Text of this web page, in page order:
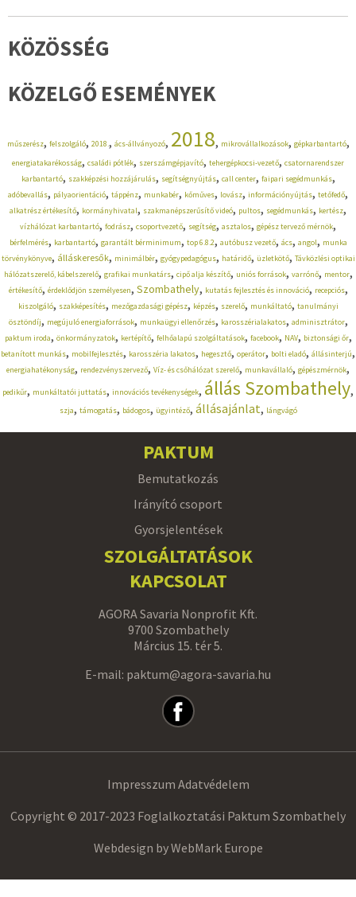
KÖZÖSSÉG
KÖZELGŐ ESEMÉNYEK
műszerész, felszolgáló, 2018., ács-állványozó, 2018, mikrovállalkozások, gépkarbantartó,
energiatakarékosság, családi pótlék, szerszámgépjavító, tehergépkocsi-vezető, csatornarendszer
karbantartó, szakképzési hozzájárulás, segítségnyújtás, call center, faipari segédmunkás,
adóbevallás, pályaorientáció, táppénz, munkabér, kőműves, lovász, információnyújtás, tetőfedő,
alkatrész értékesítő, kormányhivatal, szakmanépszerűsítő videó, pultos, segédmunkás, kertész,
vízhálózat karbantartó, fodrász, csoportvezető, segítség, asztalos, gépész tervező mérnök,
bérfelmérés, karbantartó, garantált bérminimum, top 6.8.2, autóbusz vezető, ács, angol, munka
törvénykönyve, álláskeresők, minimálbér, gyógypedagógus, határidő, üzletkötő, Távközlési optikai
hálózatszerelő, kábelszerelő, grafikai munkatárs, cipő alja készítő, uniós források, varrónő, mentor,
értékesítő, érdeklődjön személyesen, Szombathely, kutatás fejlesztés és innováció, recepciós,
kiszolgáló, szakképesítés, mezőgazdasági gépész, képzés, szerelő, munkáltató, tanulmányi
ösztöndíj, megújuló energiaforrások, munkaügyi ellenőrzés, karosszérialakatos, adminisztrátor,
paktum iroda, önkormányzatok, kertépítő, felhőalapú szolgáltatások, facebook, NAV, biztonsági őr,
betanított munkás, mobilfejlesztés, karosszéria lakatos, hegesztő, operátor, bolti eladó, állásinterjú,
energiahatékonyság, rendezvényszervező, Víz- és csőhálózat szerelő, munkavállaló, gépészmérnök,
pedikűr, munkáltatói juttatás, innovációs tevékenységek, állás Szombathely,
szja, támogatás, bádogos, ügyintéző, állásajánlat, lángvágó
PAKTUM
Bemutatkozás
Irányító csoport
Gyorsjelentések
SZOLGÁLTATÁSOK
KAPCSOLAT
AGORA Savaria Nonprofit Kft.
9700 Szombathely
Március 15. tér 5.
E-mail: paktum@agora-savaria.hu
Impresszum Adatvédelem
Copyright © 2017-2023 Foglalkoztatási Paktum Szombathely
Webdesign byWebMark Europe